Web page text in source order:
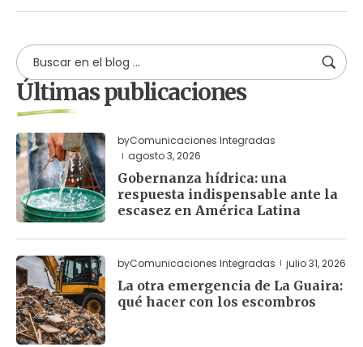
Últimas publicaciones
byComunicaciones Integradas
agosto 3, 2026
Gobernanza hídrica: una
respuesta indispensable ante la
escasez en América Latina
byComunicaciones Integradas julio 31, 2026
La otra emergencia de La Guaira:
qué hacer con los escombros